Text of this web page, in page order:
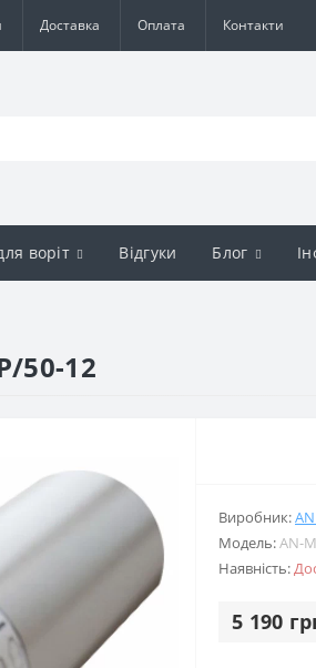
Доставка Оплата Контакти
воріт Відгуки Блог
50-12
Виробник:
Модель:AN-
Наявність:
5 190